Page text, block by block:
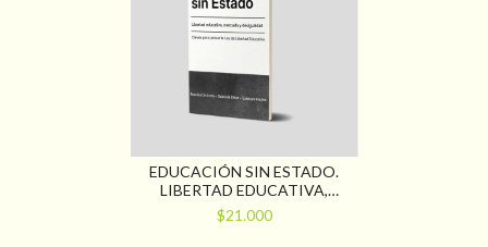
EDUCACIÓN SIN ESTADO.
LIBERTAD EDUCATIVA,
MERCADO Y DESIGUALDAD.
CLAVES PARA PENSAR LA LEY
$21.000